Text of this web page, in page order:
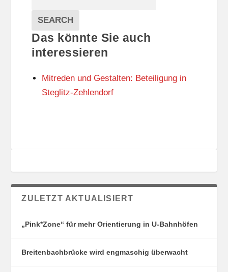
A
L
T
U
N
S
O
E
G
O
R
N
Veranstaltungen
SEARCH
Das könnte Sie auch
interessieren
Mitreden und Gestalten: Beteiligung in
Steglitz-Zehlendorf
ZULETZT AKTUALISIERT
„Pink*Zone“ für mehr Orientierung in U-Bahnhöfen
Breitenbachbrücke wird engmaschig überwacht